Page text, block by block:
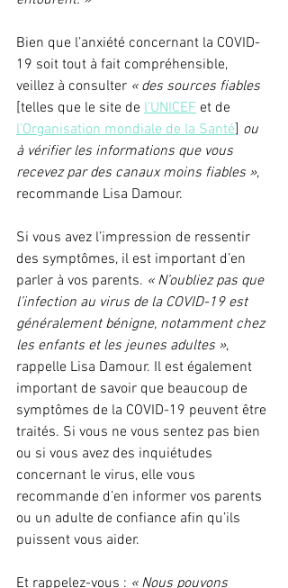
Bien que l’anxiété concernant la COVID-
19 soit tout à fait compréhensible,
veillez à consulter « des sources fiables
[telles que le site de l’UNICEF et de
l’Organisation mondiale de la Santé] ou
à vérifier les informations que vous
recevez par des canaux moins fiables »,
recommande Lisa Damour.
Si vous avez l’impression de ressentir
des symptômes, il est important d’en
parler à vos parents. « N’oubliez pas que
l’infection au virus de la COVID-19 est
généralement bénigne, notamment chez
les enfants et les jeunes adultes »,
rappelle Lisa Damour. Il est également
important de savoir que beaucoup de
symptômes de la COVID-19 peuvent être
traités. Si vous ne vous sentez pas bien
ou si vous avez des inquiétudes
concernant le virus, elle vous
recommande d’en informer vos parents
ou un adulte de confiance afin qu’ils
puissent vous aider.
Et rappelez-vous : « Nous pouvons